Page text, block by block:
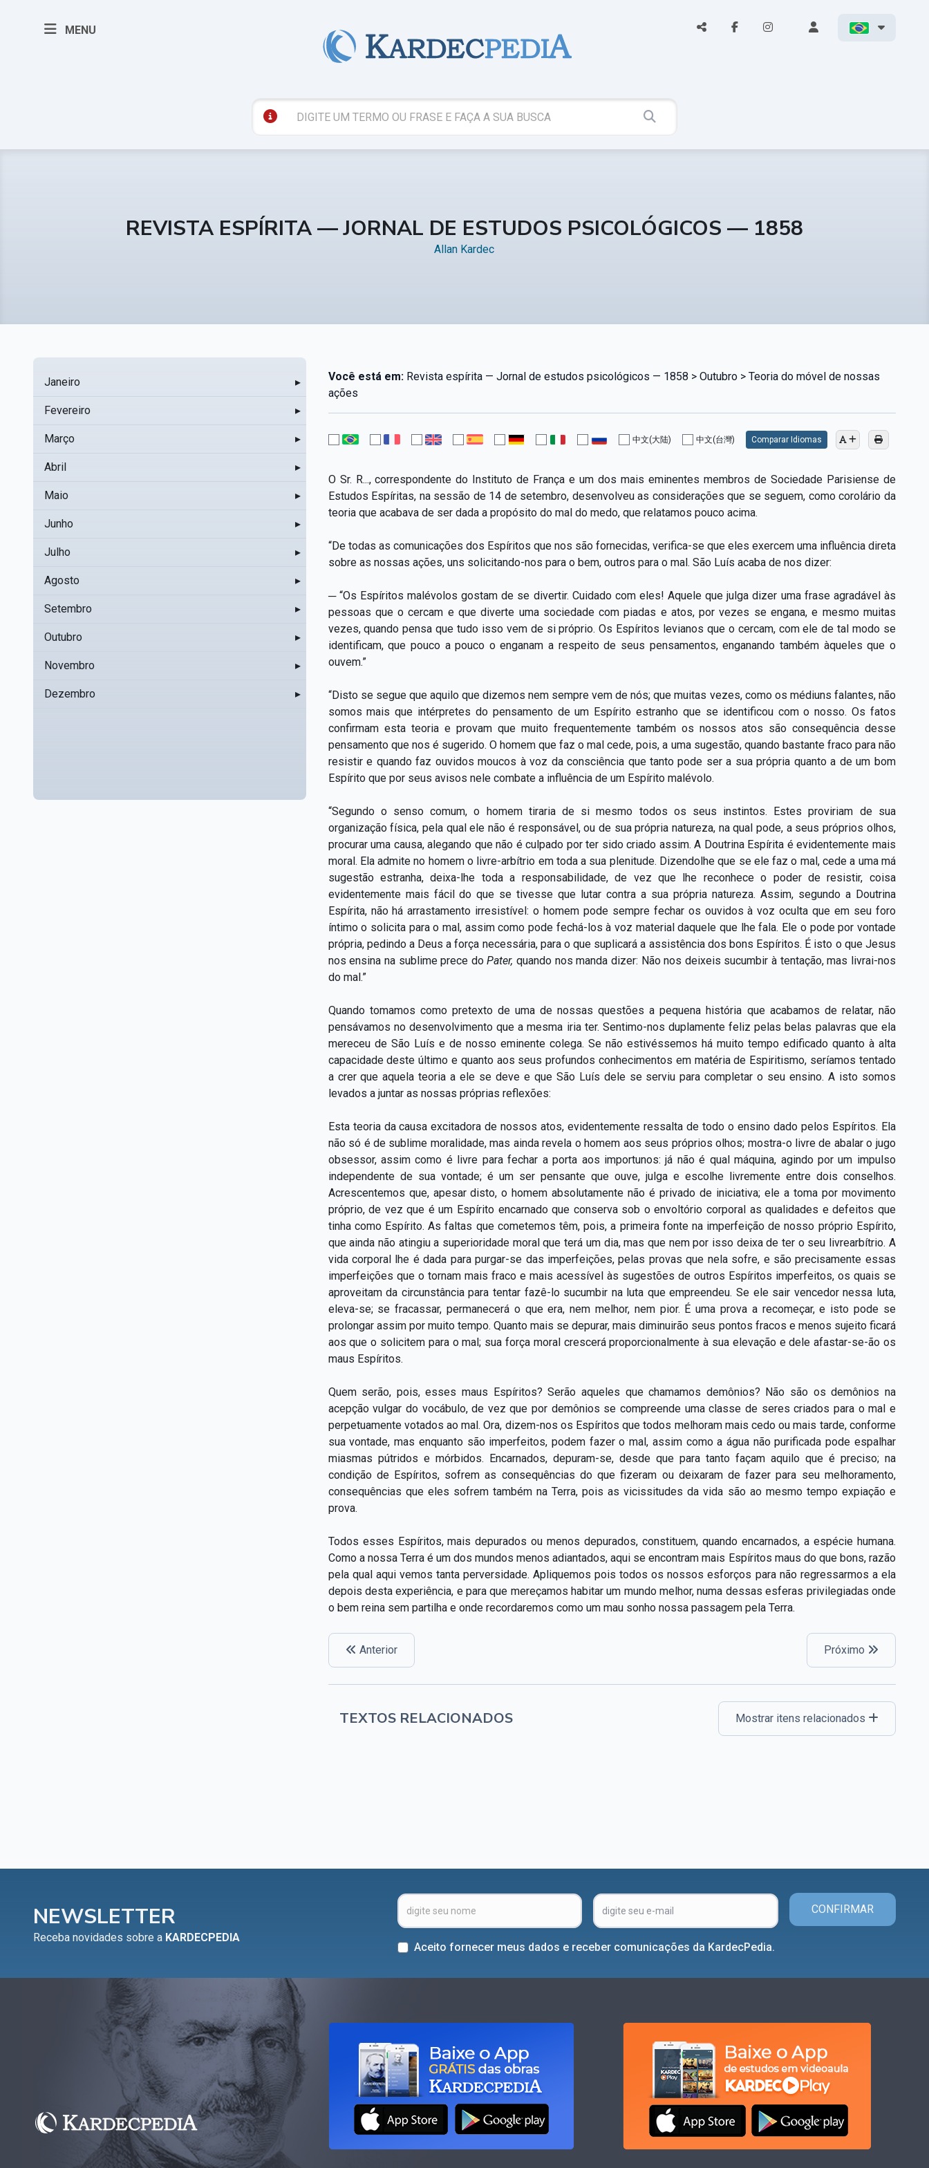
MENU
REVISTA ESPÍRITA — JORNAL DE ESTUDOS PSICOLÓGICOS — 1858
Allan Kardec
Janeiro ▸
Fevereiro ▸
Março ▸
Abril ▸
Maio ▸
Junho ▸
Julho ▸
Agosto ▸
Setembro ▸
Outubro ▸
Novembro ▸
Dezembro ▸
Você está em:Revista espírita — Jornal de estudos psicológicos — 1858 > Outubro > Teoria do móvel de nossas
ações
中文(大陆) 中文(台灣) Comparar Idiomas
O Sr. R..., correspondente do Instituto de França e um dos mais eminentes membros de Sociedade Parisiense de
Estudos Espíritas, na sessão de 14 de setembro, desenvolveu as considerações que se seguem, como corolário da
teoria que acabava de ser dada a propósito do mal do medo, que relatamos pouco acima.
“De todas as comunicações dos Espíritos que nos são fornecidas, verifica-se que eles exercem uma influência direta
sobre as nossas ações, uns solicitando-nos para o bem, outros para o mal. São Luís acaba de nos dizer:
─ “Os Espíritos malévolos gostam de se divertir. Cuidado com eles! Aquele que julga dizer uma frase agradável às
pessoas que o cercam e que diverte uma sociedade com piadas e atos, por vezes se engana, e mesmo muitas
vezes, quando pensa que tudo isso vem de si próprio. Os Espíritos levianos que o cercam, com ele de tal modo se
identificam, que pouco a pouco o enganam a respeito de seus pensamentos, enganando também àqueles que o
ouvem.”
“Disto se segue que aquilo que dizemos nem sempre vem de nós; que muitas vezes, como os médiuns falantes, não
somos mais que intérpretes do pensamento de um Espírito estranho que se identificou com o nosso. Os fatos
confirmam esta teoria e provam que muito frequentemente também os nossos atos são consequência desse
pensamento que nos é sugerido. O homem que faz o mal cede, pois, a uma sugestão, quando bastante fraco para não
resistir e quando faz ouvidos moucos à voz da consciência que tanto pode ser a sua própria quanto a de um bom
Espírito que por seus avisos nele combate a influência de um Espírito malévolo.
“Segundo o senso comum, o homem tiraria de si mesmo todos os seus instintos. Estes proviriam de sua
organização física, pela qual ele não é responsável, ou de sua própria natureza, na qual pode, a seus próprios olhos,
procurar uma causa, alegando que não é culpado por ter sido criado assim. A Doutrina Espírita é evidentemente mais
moral. Ela admite no homem o livre-arbítrio em toda a sua plenitude. Dizendolhe que se ele faz o mal, cede a uma má
sugestão estranha, deixa-lhe toda a responsabilidade, de vez que lhe reconhece o poder de resistir, coisa
evidentemente mais fácil do que se tivesse que lutar contra a sua própria natureza. Assim, segundo a Doutrina
Espírita, não há arrastamento irresistível: o homem pode sempre fechar os ouvidos à voz oculta que em seu foro
íntimo o solicita para o mal, assim como pode fechá-los à voz material daquele que lhe fala. Ele o pode por vontade
própria, pedindo a Deus a força necessária, para o que suplicará a assistência dos bons Espíritos. É isto o que Jesus
nos ensina na sublime prece doPater, quando nos manda dizer: Não nos deixeis sucumbir à tentação, mas livrai-nos
do mal.”
Quando tomamos como pretexto de uma de nossas questões a pequena história que acabamos de relatar, não
pensávamos no desenvolvimento que a mesma iria ter. Sentimo-nos duplamente feliz pelas belas palavras que ela
mereceu de São Luís e de nosso eminente colega. Se não estivéssemos há muito tempo edificado quanto à alta
capacidade deste último e quanto aos seus profundos conhecimentos em matéria de Espiritismo, seríamos tentado
a crer que aquela teoria a ele se deve e que São Luís dele se serviu para completar o seu ensino. A isto somos
levados a juntar as nossas próprias reflexões:
Esta teoria da causa excitadora de nossos atos, evidentemente ressalta de todo o ensino dado pelos Espíritos. Ela
não só é de sublime moralidade, mas ainda revela o homem aos seus próprios olhos; mostra-o livre de abalar o jugo
obsessor, assim como é livre para fechar a porta aos importunos: já não é qual máquina, agindo por um impulso
independente de sua vontade; é um ser pensante que ouve, julga e escolhe livremente entre dois conselhos.
Acrescentemos que, apesar disto, o homem absolutamente não é privado de iniciativa; ele a toma por movimento
próprio, de vez que é um Espírito encarnado que conserva sob o envoltório corporal as qualidades e defeitos que
tinha como Espírito. As faltas que cometemos têm, pois, a primeira fonte na imperfeição de nosso próprio Espírito,
que ainda não atingiu a superioridade moral que terá um dia, mas que nem por isso deixa de ter o seu livrearbítrio. A
vida corporal lhe é dada para purgar-se das imperfeições, pelas provas que nela sofre, e são precisamente essas
imperfeições que o tornam mais fraco e mais acessível às sugestões de outros Espíritos imperfeitos, os quais se
aproveitam da circunstância para tentar fazê-lo sucumbir na luta que empreendeu. Se ele sair vencedor nessa luta,
eleva-se; se fracassar, permanecerá o que era, nem melhor, nem pior. É uma prova a recomeçar, e isto pode se
prolongar assim por muito tempo. Quanto mais se depurar, mais diminuirão seus pontos fracos e menos sujeito ficará
aos que o solicitem para o mal; sua força moral crescerá proporcionalmente à sua elevação e dele afastar-se-ão os
maus Espíritos.
Quem serão, pois, esses maus Espíritos? Serão aqueles que chamamos demônios? Não são os demônios na
acepção vulgar do vocábulo, de vez que por demônios se compreende uma classe de seres criados para o mal e
perpetuamente votados ao mal. Ora, dizem-nos os Espíritos que todos melhoram mais cedo ou mais tarde, conforme
sua vontade, mas enquanto são imperfeitos, podem fazer o mal, assim como a água não purificada pode espalhar
miasmas pútridos e mórbidos. Encarnados, depuram-se, desde que para tanto façam aquilo que é preciso; na
condição de Espíritos, sofrem as consequências do que fizeram ou deixaram de fazer para seu melhoramento,
consequências que eles sofrem também na Terra, pois as vicissitudes da vida são ao mesmo tempo expiação e
prova.
Todos esses Espíritos, mais depurados ou menos depurados, constituem, quando encarnados, a espécie humana.
Como a nossa Terra é um dos mundos menos adiantados, aqui se encontram mais Espíritos maus do que bons, razão
pela qual aqui vemos tanta perversidade. Apliquemos pois todos os nossos esforços para não regressarmos a ela
depois desta experiência, e para que mereçamos habitar um mundo melhor, numa dessas esferas privilegiadas onde
o bem reina sem partilha e onde recordaremos como um mau sonho nossa passagem pela Terra.
Anterior Próximo
TEXTOS RELACIONADOS Mostrar itens relacionados
NEWSLETTER
Receba novidades sobre a KARDECPEDIA
CONFIRMAR
Aceito fornecer meus dados e receber comunicações da KardecPedia.